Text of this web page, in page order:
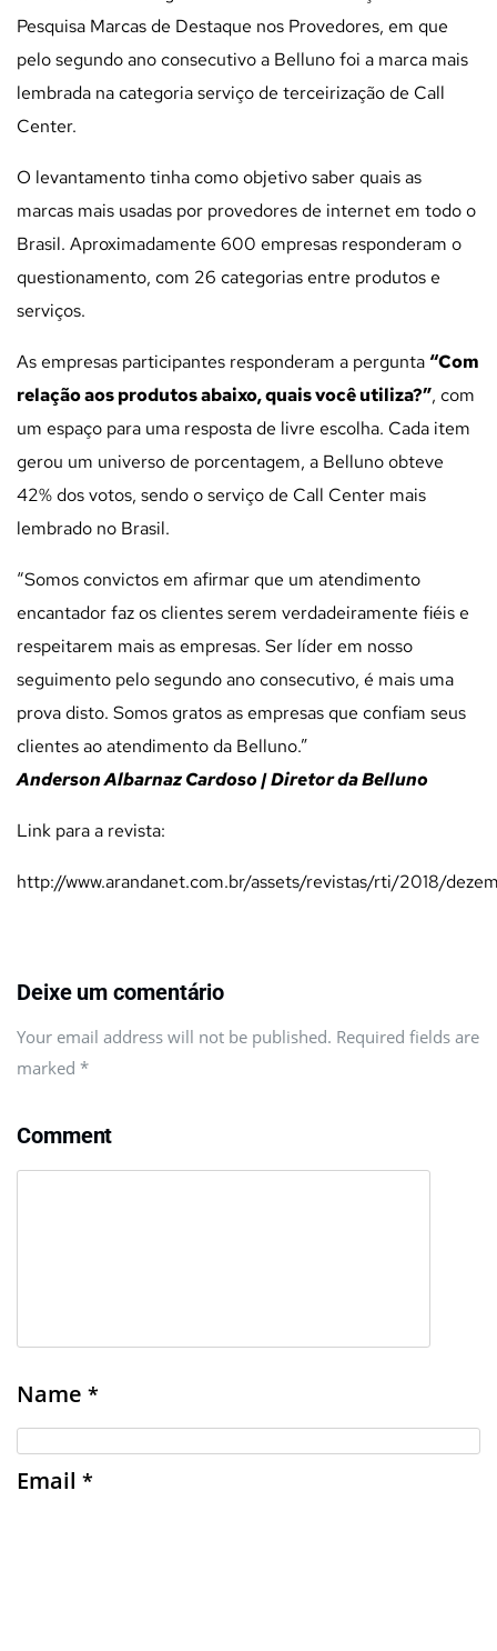
Pesquisa Marcas de Destaque nos Provedores, em que
pelo segundo ano consecutivo a Belluno foi a marca mais
lembrada na categoria serviço de terceirização de Call
Center.
O levantamento tinha como objetivo saber quais as
marcas mais usadas por provedores de internet em todo o
Brasil. Aproximadamente 600 empresas responderam o
questionamento, com 26 categorias entre produtos e
serviços.
As empresas participantes responderam a pergunta“Com
relação aos produtos abaixo, quais você utiliza?”, com
um espaço para uma resposta de livre escolha. Cada item
gerou um universo de porcentagem, a Belluno obteve
42% dos votos, sendo o serviço de Call Center mais
lembrado no Brasil.
“Somos convictos em afirmar que um atendimento
encantador faz os clientes serem verdadeiramente fiéis e
respeitarem mais as empresas. Ser líder em nosso
seguimento pelo segundo ano consecutivo, é mais uma
prova disto. Somos gratos as empresas que confiam seus
clientes ao atendimento da Belluno.”
Anderson Albarnaz Cardoso | Diretor da Belluno
Link para a revista:
http://www.arandanet.com.br/assets/revistas/rti/2018/
Deixe um comentário
Your email address will not be published. Required fields are
marked *
Comment
Name *
Email *